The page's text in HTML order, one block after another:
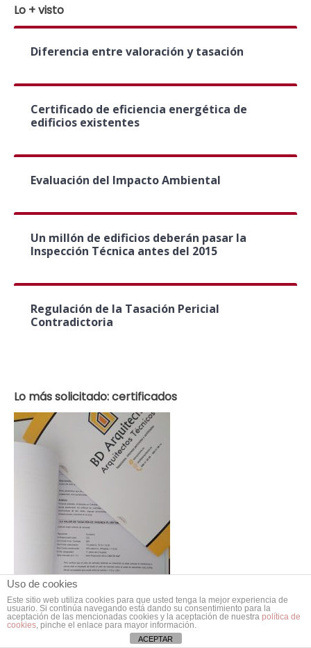
Lo + visto
Diferencia entre valoración y tasación
Certificado de eficiencia energética de
edificios existentes
Evaluación del Impacto Ambiental
Un millón de edificios deberán pasar la
Inspección Técnica antes del 2015
Regulación de la Tasación Pericial
Contradictoria
Lo más solicitado: certificados
Uso de cookies
Este sitio web utiliza cookies para que usted tenga la mejor experiencia de
usuario. Si continúa navegando está dando su consentimiento para la
aceptación de las mencionadas cookies y la aceptación de nuestra política de
cookies, pinche el enlace para mayor información.
ACEPTAR